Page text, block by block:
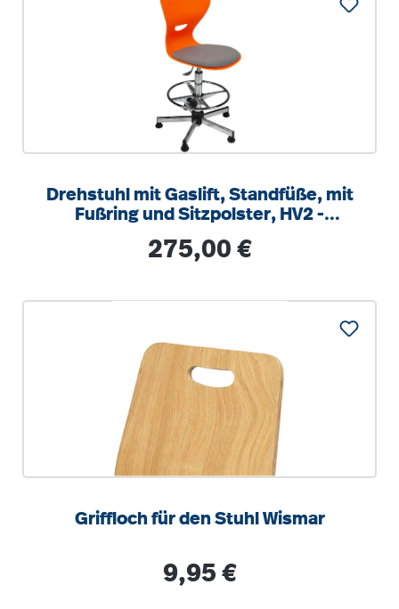
Drehstuhl mit Gaslift, Standfüße, mit
Fußring und Sitzpolster, HV2 -
Regulärer Preis:
275,00 €
Griffloch für den Stuhl Wismar
Regulärer Preis:
9,95 €